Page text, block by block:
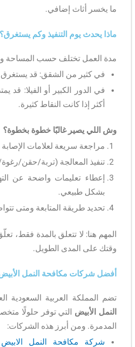
ما يخسر أثاث إضافي.
ماذا يحدث يوم التنفيذ وكم
مدة العمل تختلف حسب المساحة
في كثير من الشقق: قد يستغرق
في الدور الكبير أو الفيلا: قد
أكثر إذا كانت النقاط كثيرة.
وش اللي يصير غالبًا خطوة بخطوة؟
مراجعة سريعة لعلامات الإصابة
تنفيذ المعالجة (تربة/حقن/
إعطاء تعليمات واضحة عن
بشكل طبيعي.
تحديد طريقة المتابعة ومتى
المهم هنا: لا تتعلق بالمدة فقط،
وقتك على المدى الطويل.
أفضل شركات مكافحة النمل الأبيض
تضم المملكة العربية السعودية
النمل الأبيض التي توفر حلولًا
المدمرة. ومن أبرز هذه الشركات:
شركة مكافحة النمل